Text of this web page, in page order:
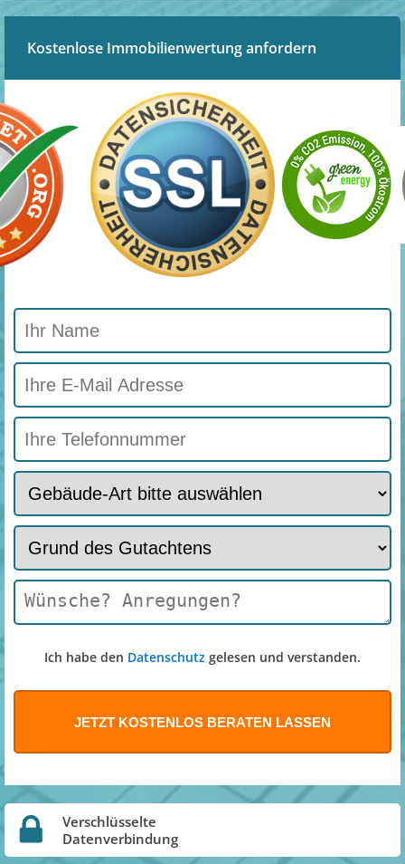
Kostenlose Immobilienwertung anfordern
Ich habe den Datenschutz gelesen und verstanden.
Verschlüsselte
Datenverbindung